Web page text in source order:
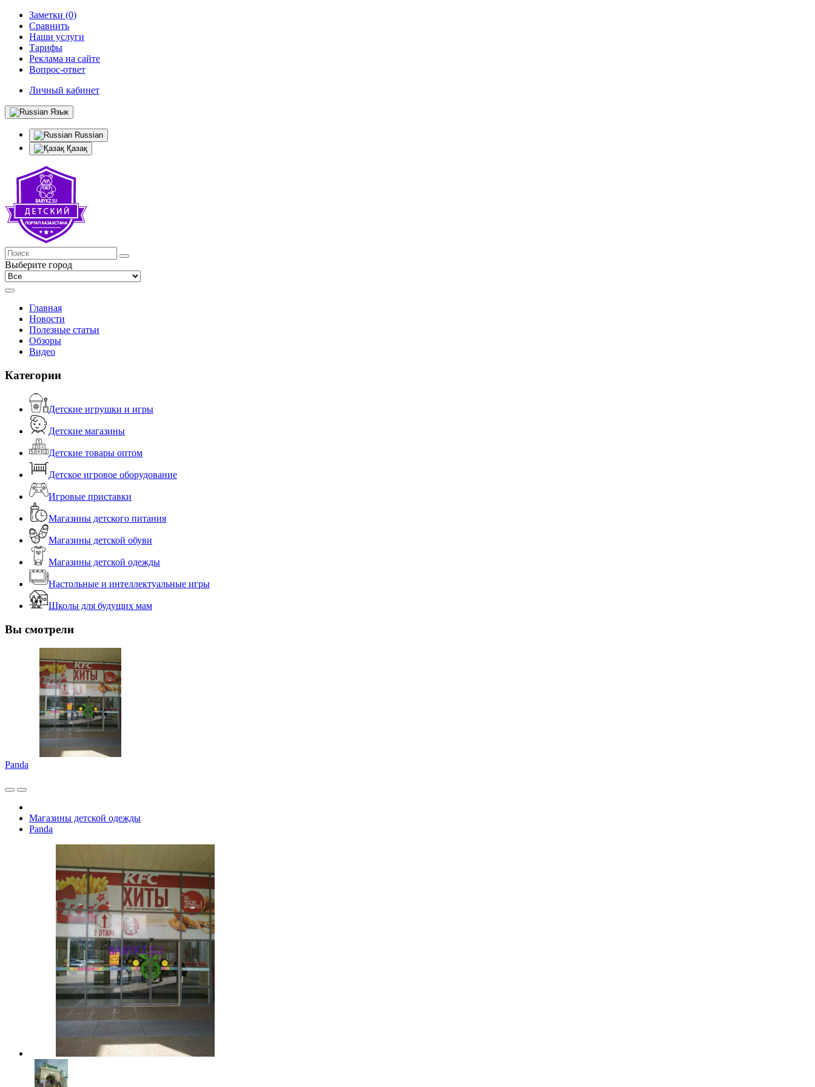
Заметки (0)
Сравнить
Наши услуги
Тарифы
Реклама на сайте
Вопрос-ответ
Личный кабинет
Язык
Russian
Қазақ
Выберите город
Главная
Новости
Полезные статьи
Обзоры
Видео
Категории
Детские игрушки и игры
Детские магазины
Детские товары оптом
Детское игровое оборудование
Игровые приставки
Магазины детского питания
Магазины детской обуви
Магазины детской одежды
Настольные и интеллектуальные игры
Школы для будущих мам
Вы смотрели
Panda
Магазины детской одежды
Panda